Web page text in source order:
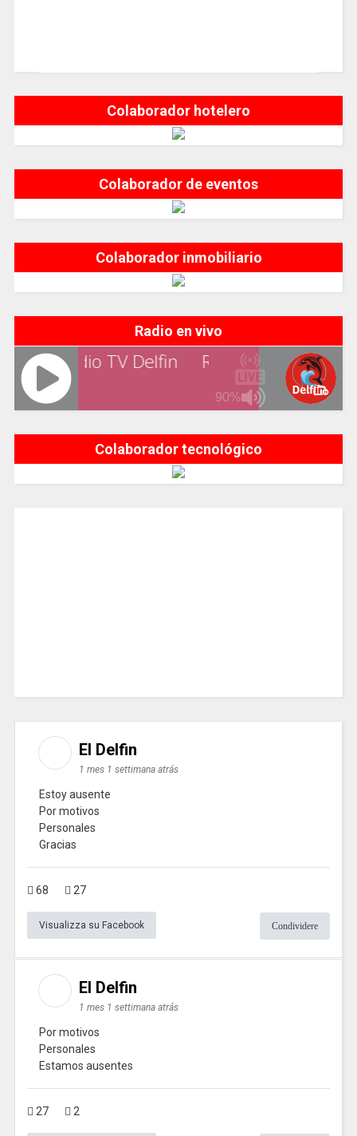
Colaborador hotelero
Colaborador de eventos
Colaborador inmobiliario
Radio en vivo
Colaborador tecnológico
El Delfin
1 mes 1 settimana atrás
Estoy ausente
Por motivos
Personales
Gracias
68 27
Visualizza su Facebook Condividere
El Delfin
1 mes 1 settimana atrás
Por motivos
Personales
Estamos ausentes
27 2